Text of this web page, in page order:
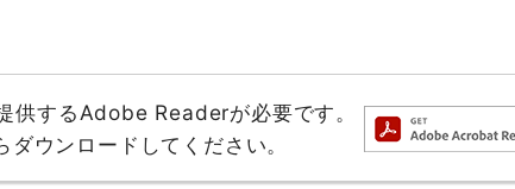
供するAdobe Readerが必要です。
ウンロードしてください。